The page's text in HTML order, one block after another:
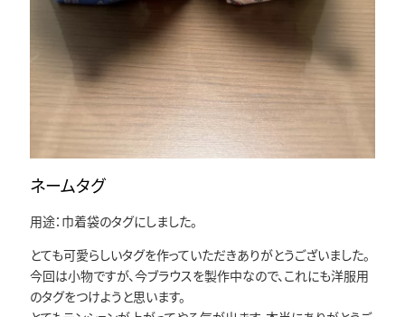
ネームタグ
用途：巾着袋のタグにしました。
とても可愛らしいタグを作っていただきありがとうございました。
今回は小物ですが、今ブラウスを製作中なので、これにも洋服用
のタグをつけようと思います。